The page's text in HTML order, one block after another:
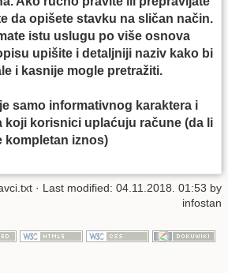
da opišete stavku na sličan način.
istu uslugu po više osnova
upišite i detaljniji naziv kako bi
i kasnije mogle pretražiti.
samo informativnog karaktera i
koji korisnici uplaćuju račune (da li
kompletan iznos)
· Last modified: 04.11.2018. 01:53 by
infostan